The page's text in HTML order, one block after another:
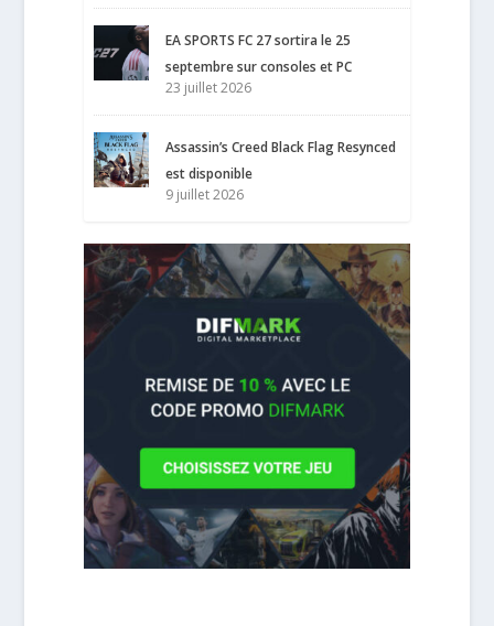
EA SPORTS FC 27 sortira le 25
septembre sur consoles et PC
23 juillet 2026
Assassin’s Creed Black Flag Resynced
est disponible
9 juillet 2026